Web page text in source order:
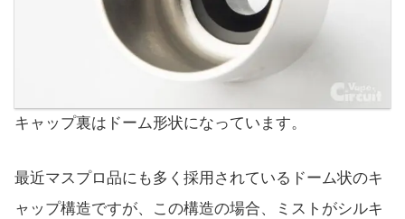
キャップ裏はドーム形状になっています。
最近マスプロ品にも多く採用されているドーム状のキ
ャップ構造ですが、この構造の場合、ミストがシルキ